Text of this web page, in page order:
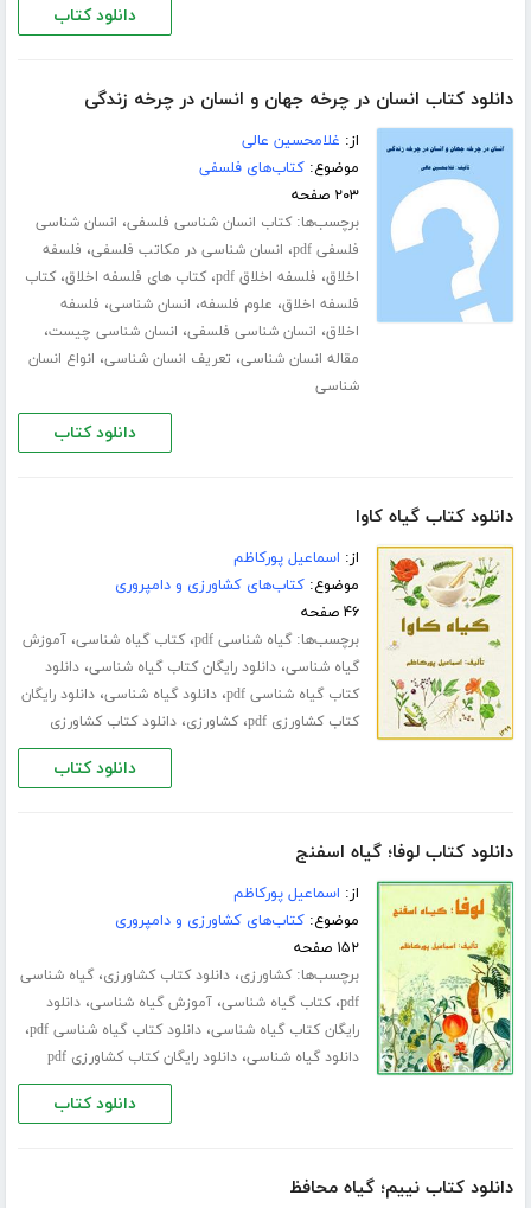
دانلود کتاب
دانلود کتاب انسان در چرخه جهان و انسان در چرخه زندگی
از: غلامحسین عالی
موضوع:کتاب‌های فلسفی
۲۰۳ صفحه
برچسب‌ها:کتاب انسان شناسی فلسفی، انسان شناسی
فلسفی pdf
، انسان شناسی در مکاتب فلسفی، فلسفه
اخلاق، فلسفه اخلاق pdf ،کتاب های فلسفه اخلاق،کتاب
فلسفه اخلاق، علوم فلسفه، انسان شناسی، فلسفه
اخلاق، انسان شناسی فلسفی، انسان شناسی چیست،
مقاله انسان شناسی، تعریف انسان شناسی، انواع انسان
شناسی
دانلود کتاب
دانلود کتاب گیاه کاوا
از: اسماعیل پورکاظم
موضوع:کتاب‌های کشاورزی و دامپروری
۴۶ صفحه
برچسب‌ها:گیاه شناسی pdf ،کتاب گیاه شناسی،آموزش
گیاه شناسی،دانلود رایگان کتاب گیاه شناسی،دانلود
کتاب گیاه شناسی pdf
،دانلود گیاه شناسی،دانلود رایگان
کتاب کشاورزی pdf
،کشاورزی،دانلود کتاب کشاورزی
دانلود کتاب
دانلود کتاب لوفا؛ گیاه اسفنج
از: اسماعیل پورکاظم
موضوع:کتاب‌های کشاورزی و دامپروری
۱۵۲ صفحه
برچسب‌ها:کشاورزی،دانلود کتاب کشاورزی،گیاه شناسی
pdf،کتاب گیاه شناسی،آموزش گیاه شناسی،دانلود
رایگان کتاب گیاه شناسی،دانلود کتاب گیاه شناسی pdf ،
دانلود گیاه شناسی،دانلود رایگان کتاب کشاورزی pdf
دانلود کتاب
دانلود کتاب نییم؛ گیاه محافظ